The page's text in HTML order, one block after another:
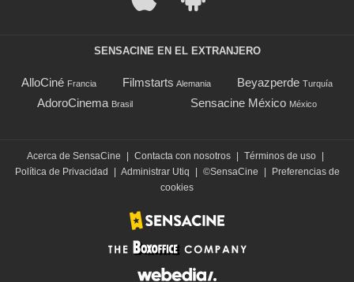
SENSACINE EN EL EXTRANJERO
AlloCiné Francia Filmstarts Alemania Beyazperde Turquía
AdoroCinema Brasil Sensacine México México
Acerca de SensaCine Contacta con nosotros Términos de uso
Política de Privacidad
Administrar Utiq ©SensaCine
Preferencias de
cookies